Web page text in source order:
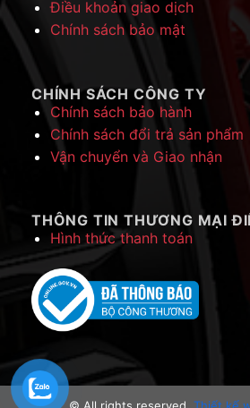
Điều khoản giao dịch
Chính sách bảo mật
CHÍNH SÁCH CÔNG TY
Chính sách bảo hành
Chính sách đổi trả sản phẩm
Vận chuyển và Giao nhận
THÔNG TIN THƯƠNG MẠI
Hình thức thanh toán